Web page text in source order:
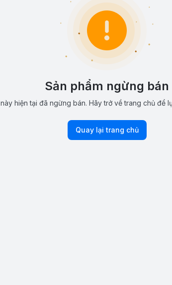
Sản phẩm ngừng bán
hiện tại đã ngừng bán. Hãy trở về trang chủ để
Quay lại trang chủ